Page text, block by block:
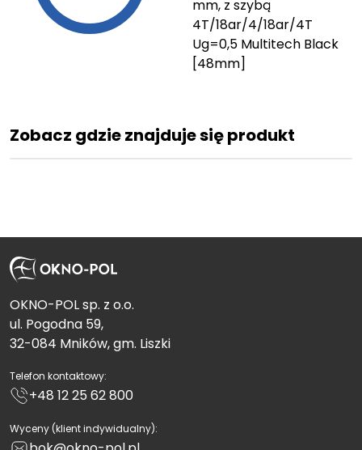
mm, z szybą
4T/18ar/4/18ar/4T
Ug=0,5 Multitech Black
[48mm]
Zobacz gdzie znajduje się produkt
OKNO-POL sp. z o.o.
ul. Pogodna 59,
32-084 Mników, gm. Liszki
Telefon kontaktowy:
+48 12 25 62 800
Wyceny (klient indywidualny):